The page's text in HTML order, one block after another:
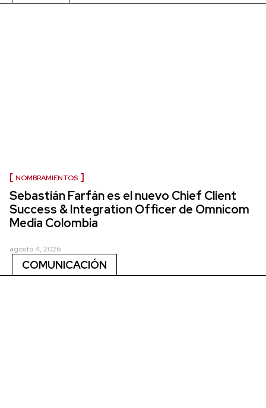
NOMBRAMIENTOS
Sebastián Farfán es el nuevo Chief Client
Success & Integration Officer de Omnicom
Media Colombia
agosto 4, 2026
COMUNICACIÓN